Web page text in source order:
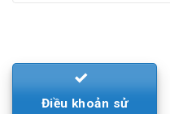
Điều khoản sử